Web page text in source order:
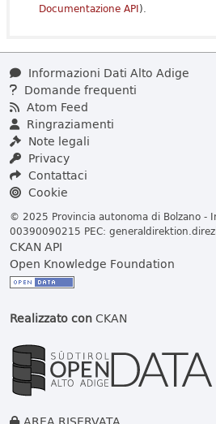
Documentazione API).
Informazioni Dati Alto Adige
Domande frequenti
Atom Feed
Ringraziamenti
Note legali
Privacy
Contattaci
Cookie
© 2025 Provincia autonoma di Bolzano -
00390090215 PEC:
CKAN API
Open Knowledge Foundation
Realizzato conCKAN